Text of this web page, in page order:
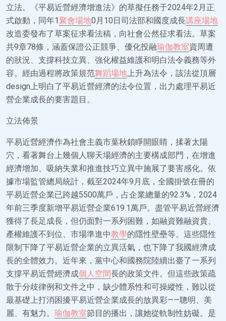
立法。《平易近營經濟增進法》的草擬任務于2024年2月正
式啟動，同年1聚會場地0月10日司法部和國度成長講座場地
改造委發布了草案征求看法稿，向社會公然征求看法。草案
共9章78條，涵蓋保證公正競爭、優化投融瑜伽教室資周遭
的狀況、支撐科技立異、強化權益維護和明白法令義務等外
容。經由過程將政策規范舞蹈場地上升為法令，該法從頂層
design上明白了平易近營經濟的法令位置，出力處理平易近
營企業成長的要害題目。
立法佈景
平易近營經濟作為社會主義市葉秋鎖睜開眼睛，揉著太陽
穴，看著舞台上幾個人聊天場經濟的主要構成部門，在增進
經濟增加、吸納失業和推進技巧立異中施展了要害感化。依
據市場監管總局統計，截至2024年9月底，全國掛號在冊的
平易近營企業已跨越5500萬戶，占企業總量的92.3%，2024
年前三季度新增平易近營企業619.1萬戶。盡管平易近營經濟
獲得了長足成長，但仍面對一系列困難，如融資難融資貴、
產權維護不到位、市場準進中教學的隱性壁壘等。這些隱性
限制下降了平易近營企業的立異活氣，也下降了我國經濟成
長的全體效力。近年來，黨中心和國務院陸續出臺了一系列
支撐平易近營經濟成個人空間長的政策文件。但這些政策疏
散于分歧律例和文件之中，缺少體系性和可操縱性，難以從
最基礎上打消困擾平易近營企業成長的放異彩——聰明、美
麗、有魅力。 瑜伽教室節目的播出，讓她從軌制性妨礙。是